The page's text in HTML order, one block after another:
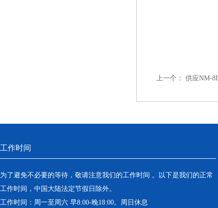
上一个： 供应NM-
工作时间
为了避免不必要的等待，敬请注意我们的工作时间 。以下是我们的正常
工作时间，中国大陆法定节假日除外。
工作时间：周一至周六 早8:00-晚18:00。周日休息